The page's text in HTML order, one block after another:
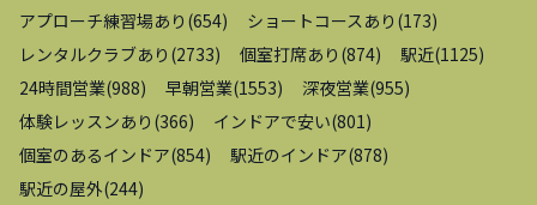
アプローチ練習場あり (654) ショートコースあり (173)
レンタルクラブあり (2733) 個室打席あり (874) 駅近(1125)
24時間営業(988) 早朝営業(1553) 深夜営業(955)
体験レッスンあり (366) インドアで安い(801 )
個室のあるインドア(854) 駅近のインドア(878)
駅近の屋外(244)